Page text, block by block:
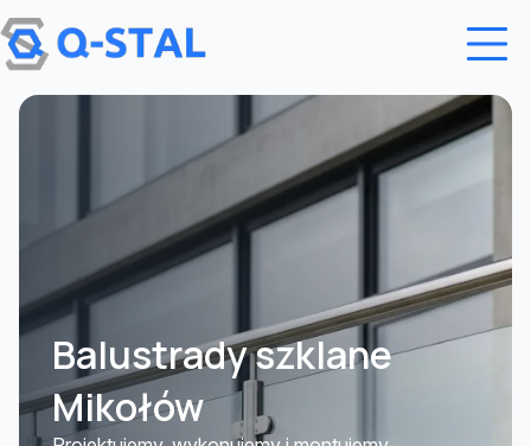
Przejdź do treści
Balustrady szklane
Mikołów